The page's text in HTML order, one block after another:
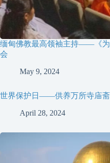
缅甸佛教最高领袖主持——《
会
May 9, 2024
世界保护日——供养万所寺庙
April 28, 2024